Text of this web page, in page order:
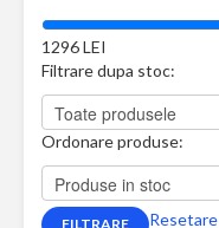
1296LEI
Filtrare dupa stoc:
Ordonare produse:
Resetare